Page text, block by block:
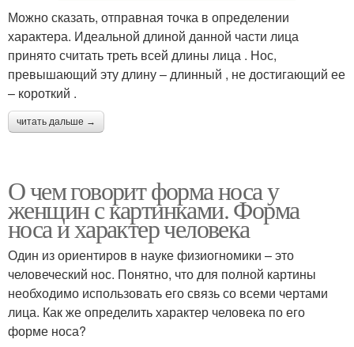
Можно сказать, отправная точка в определении
характера. Идеальной длиной данной части лица
принято считать треть всей длины лица . Нос,
превышающий эту длину – длинный , не достигающий ее
– короткий .
читать дальше →
О чем говорит форма носа у
женщин с картинками. Форма
носа и характер человека
Один из ориентиров в науке физиогномики – это
человеческий нос. Понятно, что для полной картины
необходимо использовать его связь со всеми чертами
лица. Как же определить характер человека по его
форме носа?